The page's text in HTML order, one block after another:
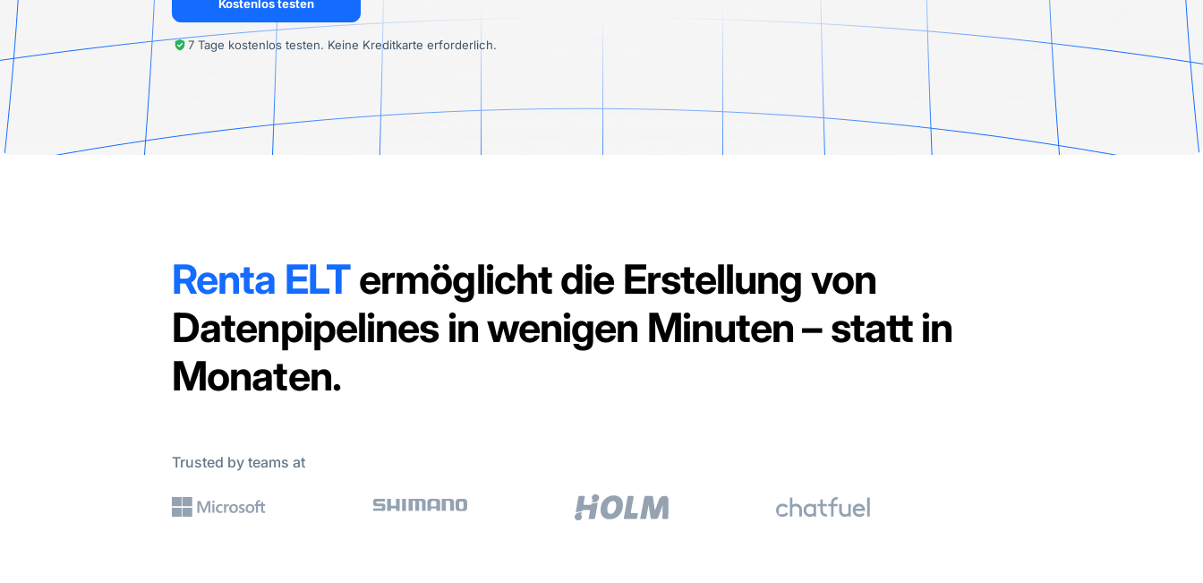
Kostenlos testen
7 Tage kostenlos testen. Keine Kreditkarte erforderlich.
Renta ELTermöglicht die Erstellung von
Datenpipelines in wenigen Minuten – statt in
Monaten.
Trusted by teams at